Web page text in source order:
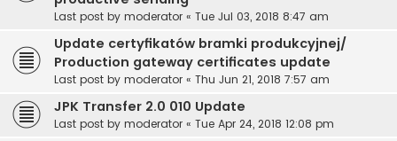
Last post by moderator « Tue Jul 03, 2018 8:47 am
Update certyfikatów bramki produkcyjnej/
Production gateway certificates update
Last post by moderator « Thu Jun 21, 2018 7:57 am
JPK Transfer 2.0 010 Update
Last post by moderator « Tue Apr 24, 2018 12:08 pm